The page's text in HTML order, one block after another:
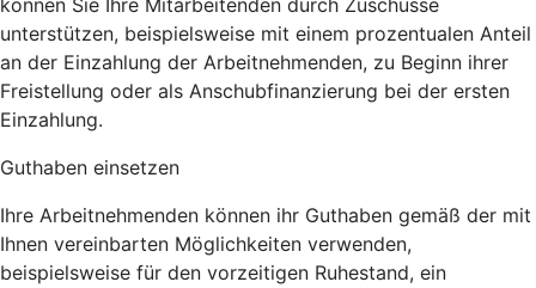
unterstützen, beispielsweise mit einem prozentualen Anteil
an der Einzahlung der Arbeitnehmenden, zu Beginn ihrer
Freistellung oder als Anschubfinanzierung bei der ersten
Einzahlung.
Guthaben einsetzen
Ihre Arbeitnehmenden können ihr Guthaben gemäß der mit
Ihnen vereinbarten Möglichkeiten verwenden,
beispielsweise für den vorzeitigen Ruhestand, ein